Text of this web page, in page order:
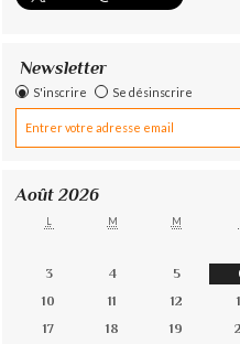
Newsletter
S'inscrire Se désinscrire
Août 2026
L M M
3
4 5
10
11 12
17
18 19